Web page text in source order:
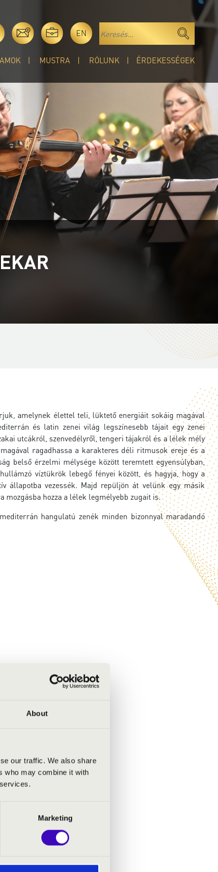
About
our traffic. We also share
who may combine it with
Marketing
EN
MUSTRA RÓLUNK ÉRDEKESSÉGEK
amelynek élettel teli, lüktető energiáit sokáig magával
és latin zenei világ legszínesebb tájait egy zenei
utcákról, szenvedélyről, tengeri tájakról és a lélek mély
ragadhassa a karakteres déli ritmusok ereje és a
belső érzelmi mélysége között teremtett egyensúlyban,
víztükrök lebegő fényei között, és hagyja, hogy a
állapotba vezessék. Majd repüljön át velünk egy másik
mozgásba hozza a lélek legmélyebb zugait is.
hangulatú zenék minden bizonnyal maradandó